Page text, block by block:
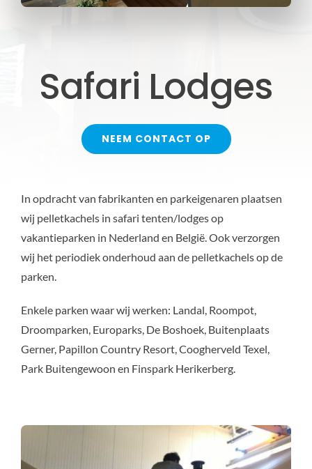
Safari Lodges
NEEM CONTACT OP
In opdracht van fabrikanten en parkeigenaren plaatsen
wij pelletkachels in safari tenten/lodges op
vakantieparken in Nederland en België. Ook verzorgen
wij het periodiek onderhoud aan de pelletkachels op de
parken.
Enkele parken waar wij werken: Landal, Roompot,
Droomparken, Europarks, De Boshoek, Buitenplaats
Gerner, Papillon Country Resort, Coogherveld Texel,
Park Buitengewoon en Finspark Herikerberg.